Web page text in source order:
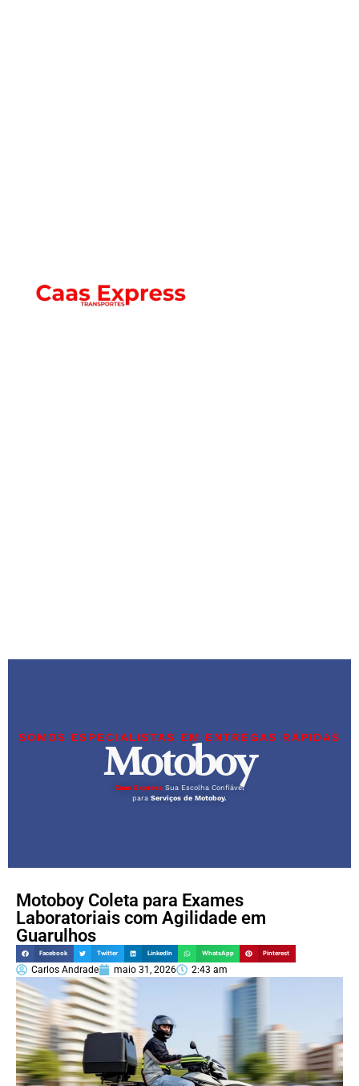
SOMOS ESPECIALISTAS EM ENTREGAS RÁPIDAS
Motoboy
Caas Express Sua Escolha Confiável
para Serviços de Motoboy.
Motoboy Coleta para Exames
Laboratoriais com Agilidade em
Guarulhos
Facebook Twitter LinkedIn WhatsApp Pinterest
Carlos Andrade maio 31, 2026 2:43 am